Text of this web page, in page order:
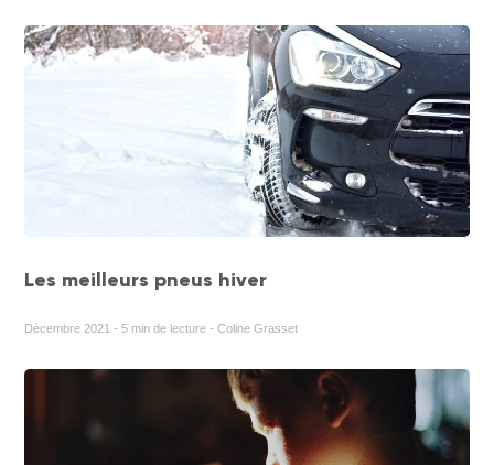
Les meilleurs pneus hiver
Décembre 2021 - 5 min de lecture - Coline Grasset